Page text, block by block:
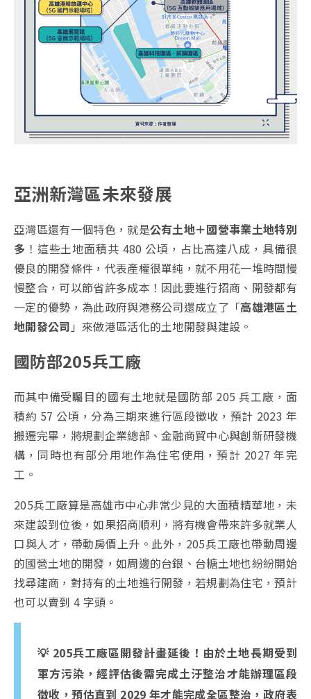
亞洲新灣區未來發展
亞灣區還有一個特色，就是公有土地＋國營事業土地特別
多 ！這些土地面積共 480 公頃，占比高達八成，具備很
優良的開發條件，代表產權很單純，就不用花一堆時間慢
慢整合，可以節省許多成本！因此要進行招商、開發都有
一定的優勢，為此政府與港務公司還成立了「高雄港區土
地開發公司 」來做港區活化的土地開發與建設。
國防部205兵工廠
而其中備受矚目的國有土地就是國防部 205 兵工廠，面
積約 57 公頃，分為三期來進行區段徵收，預計 2023 年
搬遷完畢，將規劃企業總部、金融商貿中心與創新研發機
構，同時也有部分用地作為住宅使用，預計 2027 年完
工。
205兵工廠算是高雄市中心非常少見的大面積精華地，未
來建設到位後，如果招商順利，將有機會帶來許多就業人
口與人才，帶動房價上升。此外，205兵工廠也帶動周邊
的國營土地的開發，如周邊的台銀、台糖土地也紛紛開始
找尋建商，對持有的土地進行開發，若規劃為住宅，預計
也可以賣到 4 字頭。
💡 205兵工廠區開發計畫延後！由於土地長期受到
軍方污染，經評估後需完成土汙整治才能辦理區段
徵收，預估直到 2029 年才能完成全區整治，政府表